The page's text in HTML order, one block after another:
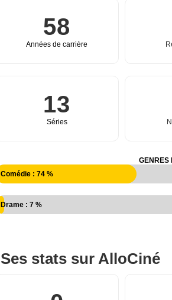
58
Années de carrière
13
Séries
GENRES
Comédie : 74 %
Drame : 7 %
Ses stats sur AlloCiné